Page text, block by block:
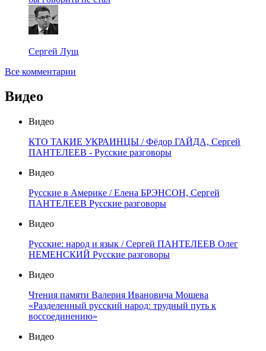
Сергей Лущ
Все комментарии
Видео
Видео
КТО ТАКИЕ УКРАИНЦЫ / Фёдор ГАЙДА, Сергей
ПАНТЕЛЕЕВ - Русские разговоры
Видео
Русские в Америке / Елена БРЭНСОН, Сергей
ПАНТЕЛЕЕВ Русские разговоры
Видео
Русские: народ и язык / Сергей ПАНТЕЛЕЕВ Олег
НЕМЕНСКИЙ Русские разговоры
Видео
Чтения памяти Валерия Ивановича Мошева
«Разделенный русский народ: трудный путь к
воссоединению»
Видео